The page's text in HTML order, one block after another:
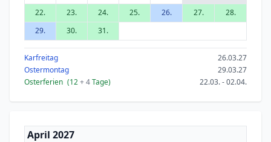
22.
23. 24. 25. 26. 27.
28.
29.
30. 31.
Karfreitag
26.03.27
Ostermontag
29.03.27
Osterferien (12+ 4Tage) 22.03. - 02.04.
April 2027